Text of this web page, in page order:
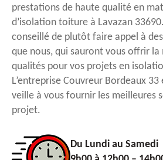
prestations de haute qualité en
d’isolation toiture à Lavazan
conseillé de plutôt faire appel à
que nous, qui sauront vous offrir la
qualités pour vos projets en
L’entreprise Couvreur Bordeaux
veille à vous fournir les meilleures
projet.
Du Lundi au Samedi